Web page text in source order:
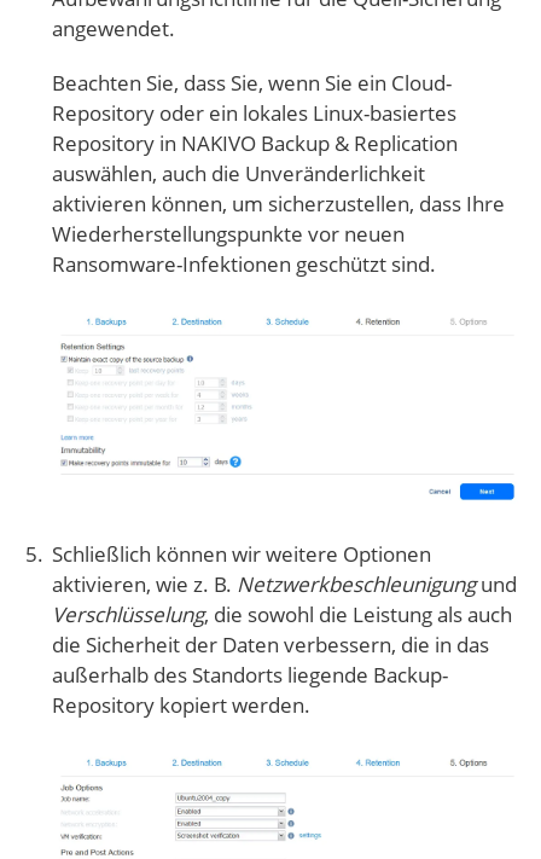
angewendet.
Beachten Sie, dass Sie, wenn Sie ein Cloud-
Repository oder ein lokales Linux-basiertes
Repository in NAKIVO Backup & Replication
auswählen, auch die Unveränderlichkeit
aktivieren können, um sicherzustellen, dass Ihre
Wiederherstellungspunkte vor neuen
Ransomware-Infektionen geschützt sind.
Schließlich können wir weitere Optionen
aktivieren, wie z. B. Netzwerkbeschleunigungund
Verschlüsselung, die sowohl die Leistung als auch
die Sicherheit der Daten verbessern, die in das
außerhalb des Standorts liegende Backup-
Repository kopiert werden.